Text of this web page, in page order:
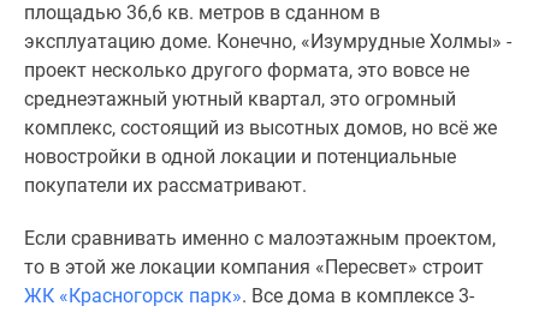
площадью 36,6 кв. метров в сданном в
эксплуатацию доме. Конечно, «Изумрудные Холмы» -
проект несколько другого формата, это вовсе не
среднеэтажный уютный квартал, это огромный
комплекс, состоящий из высотных домов, но всё же
новостройки в одной локации и потенциальные
покупатели их рассматривают.
Если сравнивать именно с малоэтажным проектом,
то в этой же локации компания «Пересвет» строит
ЖК «Красногорск парк». Все дома в комплексе 3-